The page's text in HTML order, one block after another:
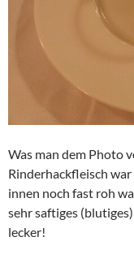
Was man dem Photo
Rinderhackfleisch
innen noch fast roh
sehr saftiges
lecker!